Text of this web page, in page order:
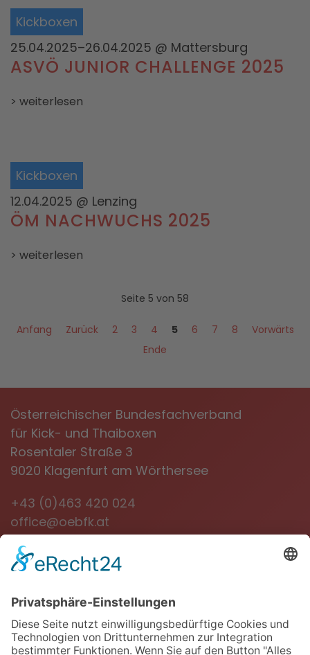
Kickboxen
25.04.2025–26.04.2025 @ Mattersburg
ASVÖ JUNIOR CHALLENGE 2025
> weiterlesen
Kickboxen
12.04.2025 @ Lenzing
ÖM NACHWUCHS 2025
> weiterlesen
Seite 5 von 58
Anfang Zurück 2 3 4 5 6 7 8
Vorwärts
Ende
Österreichischer Bundesfachverband
für Kick- und Thaiboxen
Rosentaler Straße 3
9020 Klagenfurt am Wörthersee
+43 (0)463 420 024
office@oebfk.at
NEWSLETTER